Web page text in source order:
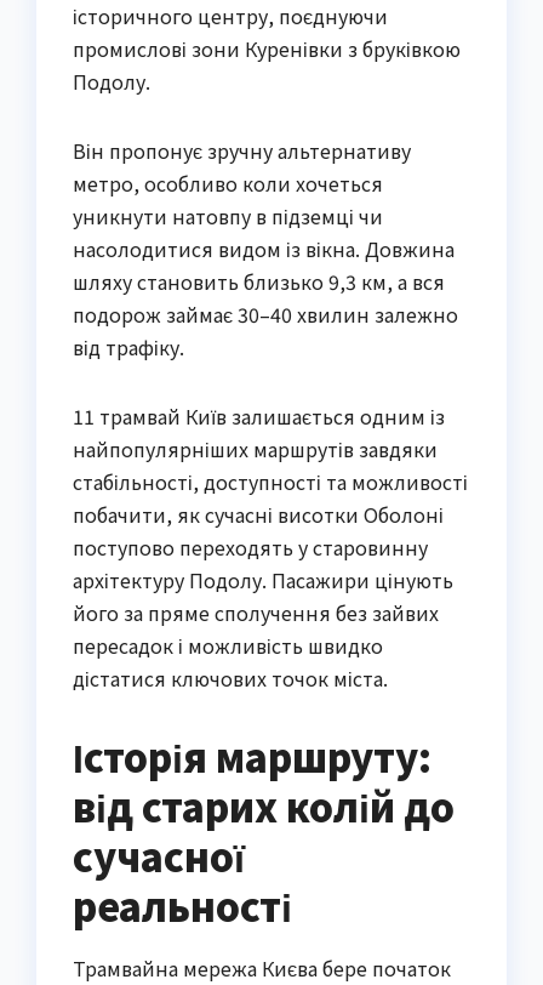
історичного центру, поєднуючи
промислові зони Куренівки з бруківкою
Подолу.
Він пропонує зручну альтернативу
метро, особливо коли хочеться
уникнути натовпу в підземці чи
насолодитися видом із вікна. Довжина
шляху становить близько 9,3 км, а вся
подорож займає 30–40 хвилин залежно
від трафіку.
11 трамвай Київ залишається одним із
найпопулярніших маршрутів завдяки
стабільності, доступності та можливості
побачити, як сучасні висотки Оболоні
поступово переходять у старовинну
архітектуру Подолу. Пасажири цінують
його за пряме сполучення без зайвих
пересадок і можливість швидко
дістатися ключових точок міста.
Історія маршруту:
від старих колій до
сучасної
реальності
Трамвайна мережа Києва бере початок